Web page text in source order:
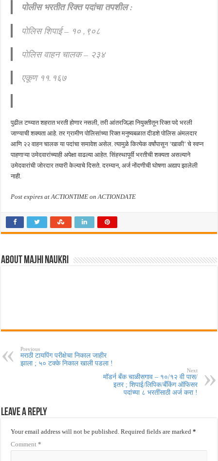
पोलीस भरतीत रिक्त पदांचा तपशील :
पोलिस शिपाई – १० ,९०८
पोलिस वाहन चालक – २३४
एकूण ११.१६७
पुढील टप्प्यात शहरात भरती होणार नसली, तरी आंतरजिल्हा नियुक्तीतून रिक्त पदे भरली
जाण्याची शक्यता आहे. तर ग्रामीण पोलिसांच्या रिक्त मनुष्यबळात दीडशे पोलिस अंमलदार
आणि २२ वाहन चालक या पदांचा समावेश असेल. त्यामुळे कित्येक वर्षांपासून ‘खाकी’ चे स्वप्न
पाहणाऱ्या उमेदवारांच्याही अपेक्षा वाढल्या आहेत. सिंहस्थापूर्वी भरतीची शक्यता असल्याने
उमेदवारांची जोरदार तयारी केल्याचे दिसते. दरम्यान, अर्ज नोंदणीची घोषणा अद्याप झालेली
नाही.
Post expires at ACTIONTIME on ACTIONDATE
About Majhi Naukri
Previous
मराठी टायपिंग परीक्षेचा निकाल जाहीर
झाला ; ५० टक्के निकाल खाली पडला !
Next
मॉडर्न बँक चाळीसगाव – १०/१२ वी पास/
इतर ; शिपाई/लिपिक/बँकिंग ऑफिसर
पदांच्या ८ भरतींसाठी अर्ज करा !
Leave a Reply
Your email address will not be published. Required fields are marked*
Comment*